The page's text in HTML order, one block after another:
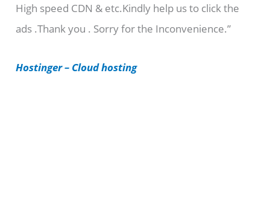
o
r
e
High speed CDN & etc.Kindly help us to click the
ads .Thank you . Sorry for the Inconvenience.”
Hostinger – Cloud hosting